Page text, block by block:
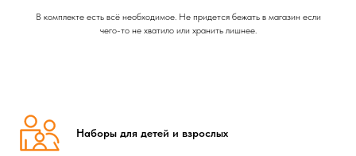
В комплекте есть всё необходимое. Не придется бежать в магазин если
чего-то не хватило или хранить лишнее.
Наборы для детей и взрослых